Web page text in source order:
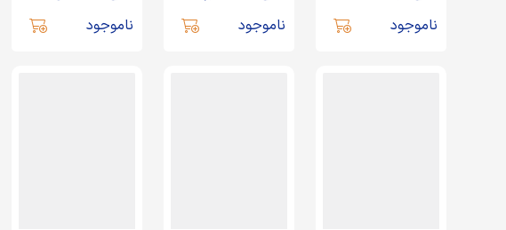
ناموجود ناموجود ناموجود